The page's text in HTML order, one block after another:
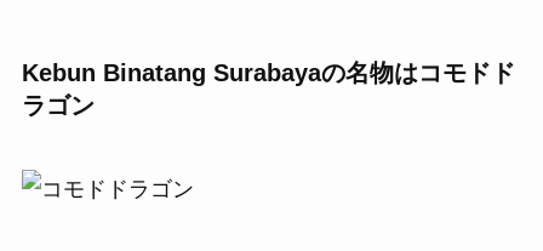
Kebun Binatang Surabayaの名物はコモドド
ラゴン